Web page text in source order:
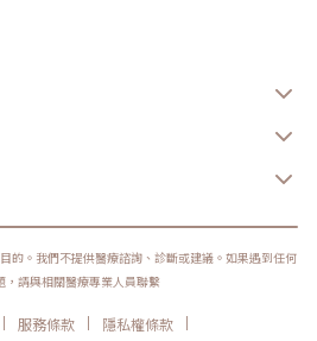
的。我們不提供醫療諮詢、診斷或建議。如果遇到任何
，請與相關醫療專業人員聯繫
| 服務條款 | 隱私權條款
|